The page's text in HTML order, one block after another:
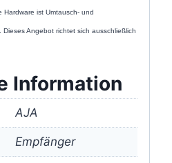
Hardware ist Umtausch- und
Angebot richtet sich ausschließlich
Information
AJA
Empfänger